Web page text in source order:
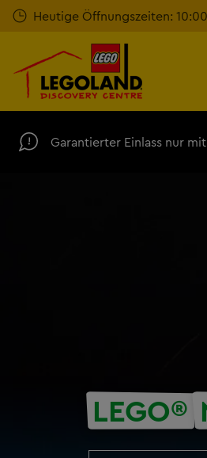
Zum Heutige Öffnungszeiten:
Garantierter Einlass nur mit
LEGO®